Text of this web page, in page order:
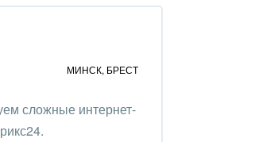
Коробочная версия
МИНСК, БРЕСТ
сложные интернет-